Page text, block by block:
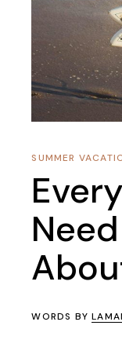
SUMMER
WORDS BY